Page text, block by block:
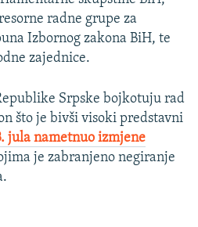
radne grupe za
Izbornog zakona BiH, te
zajednice.
Srpske bojkotuju rad
što je bivši visoki predstavni
jula nametnuo izmjene
je zabranjeno negiranje